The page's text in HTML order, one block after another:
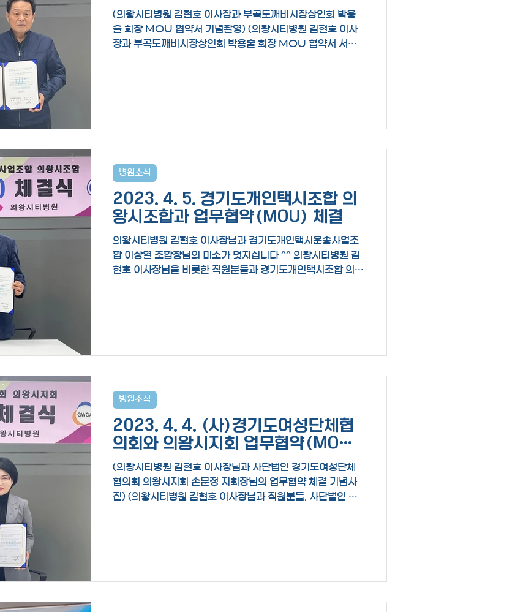
(의왕시티병원 김현호 이사장과 부곡도깨비시장상인회 박용
술 회장 MOU 협약서 기념촬영) (의왕시티병원 김현호 이사
장과 부곡도깨비시장상인회 박용술 회장 MOU 협약서 서명
2023. 4. 5. 경기도개인택시조합 의
왕시조합과 업무협약(MOU) 체결
의왕시티병원 김현호 이사장님과 경기도개인택시운송사업조
합 이상열 조합장님의 미소가 멋지십니다 ^^ 의왕시티병원 김
현호 이사장님을 비롯한 직원분들과 경기도개인택시조합 의왕
병원소식
2023. 4. 4. (사)경기도여성단체협
의회와 의왕시지회 업무협약(MOU)
체결
(의왕시티병원 김현호 이사장님과 사단법인 경기도여성단체
협의회 의왕시지회 손문정 지회장님의 업무협약 체결 기념사
진) (의왕시티병원 김현호 이사장님과 직원분들, 사단법인 경
병원소식